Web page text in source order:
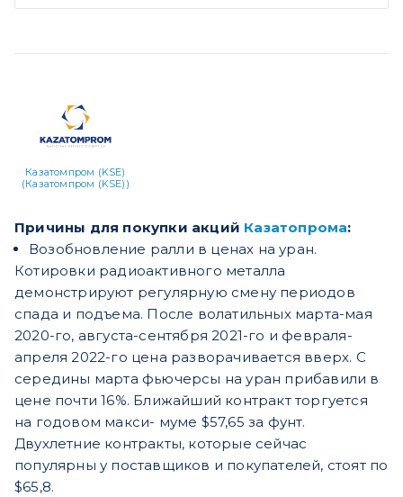
Казатомпром (KSE)
(Казатомпром (KSE))
Причины для покупки акций Казатопрома:
Возобновление ралли в ценах на уран.
Котировки радиоактивного металла
демонстрируют регулярную смену периодов
спада и подъема. После волатильных марта-мая
2020-го, августа-сентября 2021-го и февраля-
апреля 2022-го цена разворачивается вверх. С
середины марта фьючерсы на уран прибавили в
цене почти 16%. Ближайший контракт торгуется
на годовом макси- муме $57,65 за фунт.
Двухлетние контракты, которые сейчас
популярны у поставщиков и покупателей, стоят по
$65,8.